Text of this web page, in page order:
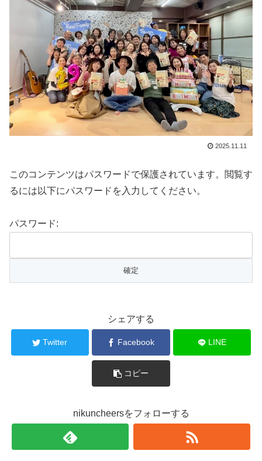
2025.11.11
このコンテンツはパスワードで保護されています。閲覧す
るには以下にパスワードを入力してください。
パスワード:
シェアする
Twitter Facebook LINE
コピー
nikuncheersをフォローする